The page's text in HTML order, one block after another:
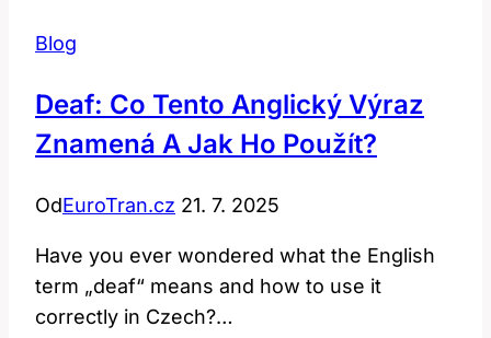
Blog
Deaf: Co Tento Anglický Výraz
Znamená A Jak Ho Použít?
OdEuroTran.cz 21. 7. 2025
Have you ever wondered what the English
term „deaf“ means and how to use it
correctly in Czech?…